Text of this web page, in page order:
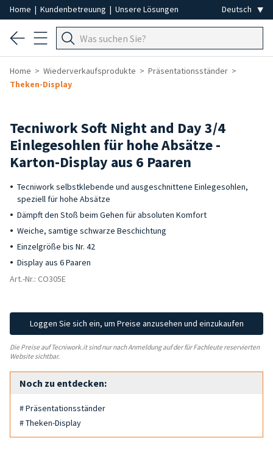
Home | Kundenbetreuung | Unsere Lösungen
Home Wiederverkaufsprodukte
Präsentationsständer
Theken-Display
Tecniwork Soft Night and Day 3/4
Einlegesohlen für hohe Absätze -
Karton-Display aus 6 Paaren
Tecniwork selbstklebende und ausgeschnittene Einlegesohlen,
speziell für hohe Absätze
Dämpft den Stoß beim Gehen für absoluten Komfort
Weiche, samtige schwarze Beschichtung
Einzelgröße bis Nr. 42
Display aus 6 Paaren
Art.-Nr.: CO305E
Loggen Sie sich ein, um Preise anzusehen und einzukaufen
Die Preise auf Tecniwork.it sind nur nach Anmeldung auf der für Fachleute reservierten
Website sichtbar.
Noch zu entdecken:
# Präsentationsständer
# Theken-Display